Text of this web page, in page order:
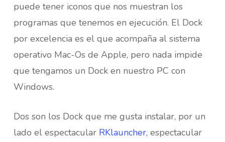
puede tener iconos que nos muestran los
programas que tenemos en ejecución. El Dock
por excelencia es el que acompaña al sistema
operativo Mac-Os de Apple, pero nada impide
que tengamos un Dock en nuestro PC con
Windows.
Dos son los Dock que me gusta instalar, por un
lado el espectacular RKlauncher, espectacular